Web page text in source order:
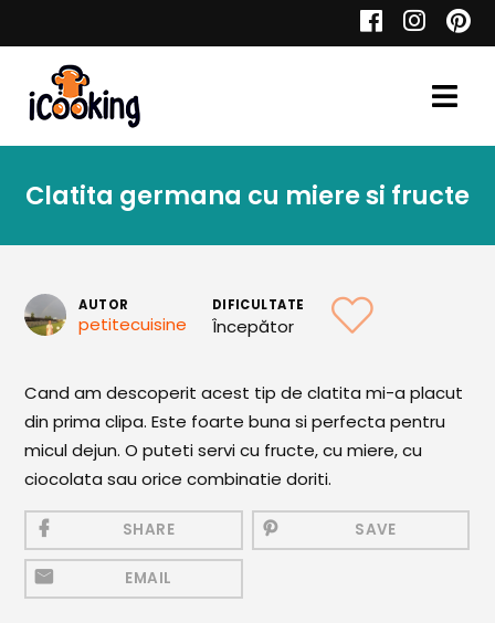
Retete
Toate Reţetele
Aperitive
Aperitive Calde
Aperitive Reci
Mezeluri
Ronțăieli
Băuturi
Clatita germana cu miere si fructe
AUTOR
petitecuisine
DIFICULTATE
Începător
Cand am descoperit acest tip de clatita mi-a placut
din prima clipa. Este foarte buna si perfecta pentru
micul dejun. O puteti servi cu fructe, cu miere, cu
ciocolata sau orice combinatie doriti.
SHARE SAVE
EMAIL